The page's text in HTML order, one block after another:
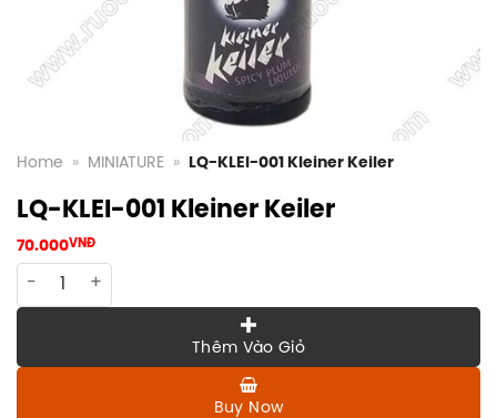
Home » MINIATURE » LQ-KLEI-001 Kleiner Keiler
LQ-KLEI-001 Kleiner Keiler
70.000VNĐ
LQ-KLEI-001 Kleiner Keiler quantity
Thêm Vào Giỏ
Buy Now